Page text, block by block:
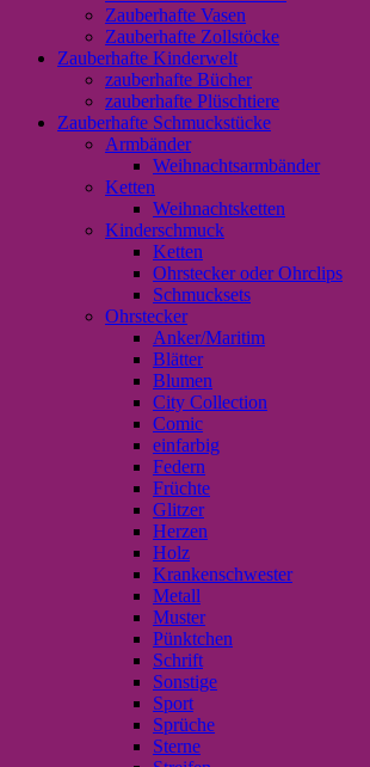
Zauberhafte Vasen
Zauberhafte Zollstöcke
Zauberhafte Kinderwelt
zauberhafte Bücher
zauberhafte Plüschtiere
Zauberhafte Schmuckstücke
Armbänder
Weihnachtsarmbänder
Ketten
Weihnachtsketten
Kinderschmuck
Ketten
Ohrstecker oder Ohrclips
Schmucksets
Ohrstecker
Anker/Maritim
Blätter
Blumen
City Collection
Comic
einfarbig
Federn
Früchte
Glitzer
Herzen
Holz
Krankenschwester
Metall
Muster
Pünktchen
Schrift
Sonstige
Sport
Sprüche
Sterne